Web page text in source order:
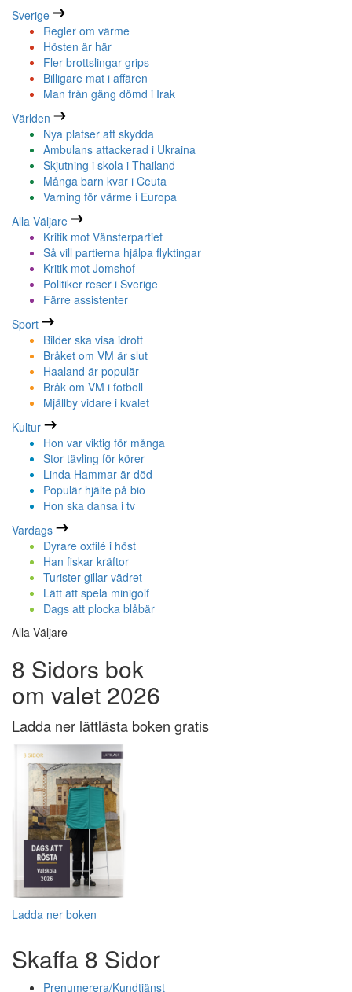
Sverige
Regler om värme
Hösten är här
Fler brottslingar grips
Billigare mat i affären
Man från gäng dömd i Irak
Världen
Nya platser att skydda
Ambulans attackerad i Ukraina
Skjutning i skola i Thailand
Många barn kvar i Ceuta
Varning för värme i Europa
Alla Väljare
Kritik mot Vänsterpartiet
Så vill partierna hjälpa flyktingar
Kritik mot Jomshof
Politiker reser i Sverige
Färre assistenter
Sport
Bilder ska visa idrott
Bråket om VM är slut
Haaland är populär
Bråk om VM i fotboll
Mjällby vidare i kvalet
Kultur
Hon var viktig för många
Stor tävling för körer
Linda Hammar är död
Populär hjälte på bio
Hon ska dansa i tv
Vardags
Dyrare oxfilé i höst
Han fiskar kräftor
Turister gillar vädret
Lätt att spela minigolf
Dags att plocka blåbär
Alla Väljare
8 Sidors bok
om valet 2026
Ladda ner lättlästa boken gratis
Ladda ner boken
Skaffa 8 Sidor
Prenumerera/Kundtjänst